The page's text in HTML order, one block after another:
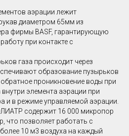
аэрации лежит
диаметром 65мм из
фирмы BASF, гарантирующую
при контакте с
газа происходит через
образование пузырьков
проникновение воды при
элемента аэрации при
и в режиме управляемой аэрации.
содержит 16 000 микропор
что позволяет работать с
10 м3 воздуха на каждый